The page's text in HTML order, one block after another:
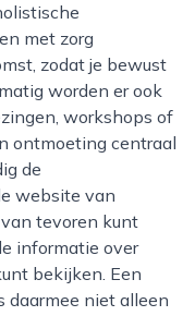
met zorg
zodat je bewust
worden er ook
workshops of
ontmoeting centraal
de
website van
tevoren kunt
informatie over
bekijken. Een
daarmee niet alleen